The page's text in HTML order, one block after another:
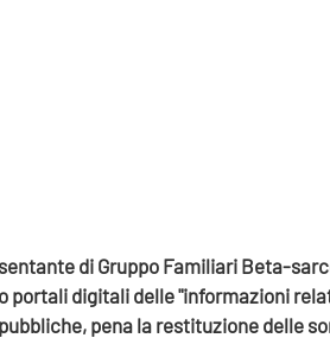
di Gruppo Familiari Beta-
portali digitali delle "informazioni
pena la restituzione delle